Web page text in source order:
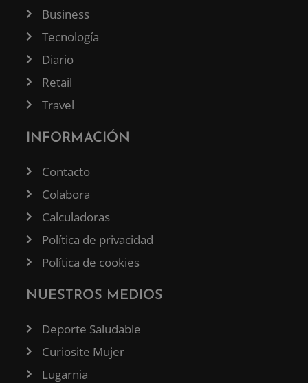
Business
Tecnología
Diario
Retail
Travel
INFORMACIÓN
Contacto
Colabora
Calculadoras
Política de privacidad
Política de cookies
NUESTROS MEDIOS
Deporte Saludable
Curiosite Mujer
Lugarnia